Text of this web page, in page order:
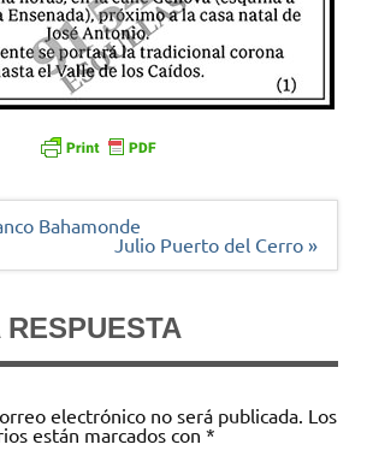
Bahamonde
Julio Puerto del Cerro »
electrónico no será publicada. Los
están marcados con *